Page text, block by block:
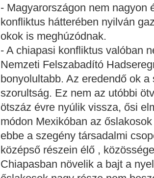
- Magyarországon nem nagyon
konfliktus hátterében nyilván
okok is meghúzódnak.
- A chiapasi konfliktus valóban
Nemzeti Felszabadító
bonyolultabb. Az eredendő ok
szorultság. Ez nem az utóbbi
ötszáz évre nyúlik vissza, ősi
módon Mexikóban az
ebbe a szegény társadalmi
középső részein élő ,
Chiapasban növelik a bajt a